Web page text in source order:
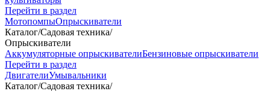
Перейти в раздел
МотопомпыОпрыскиватели
Каталог/Садовая техника/
Опрыскиватели
Аккумуляторные опрыскивателиБензиновые опрыскиватели
Перейти в раздел
ДвигателиУмывальники
Каталог/Садовая техника/